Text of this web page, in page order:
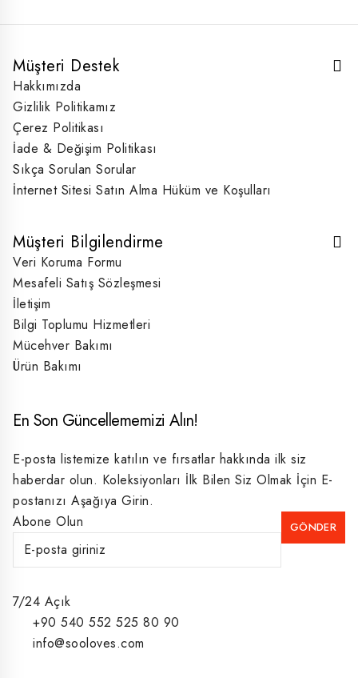
Müşteri Destek
Hakkımızda
Gizlilik Politikamız
Çerez Politikası
İade & Değişim Politikası
Sıkça Sorulan Sorular
İnternet Sitesi Satın Alma Hüküm ve Koşulları
Müşteri Bilgilendirme
Veri Koruma Formu
Mesafeli Satış Sözleşmesi
İletişim
Bilgi Toplumu Hizmetleri
Mücehver Bakımı
Ürün Bakımı
En Son Güncellememizi Alın!
E-posta listemize katılın ve fırsatlar hakkında ilk siz
haberdar olun. Koleksiyonları İlk Bilen Siz Olmak İçin E-
postanızı Aşağıya Girin.
Abone Olun
7/24 Açık
+90 540 552 525 80 90
info@sooloves.com